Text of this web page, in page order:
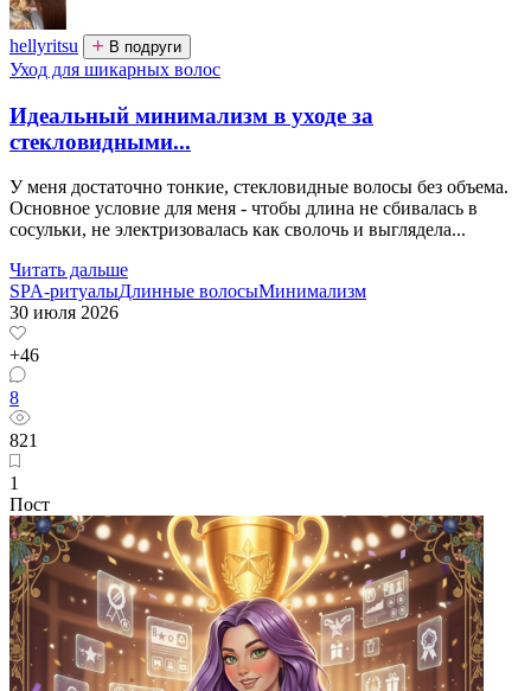
hellyritsu В подруги
Уход для шикарных волос
Идеальный минимализм в уходе за
стекловидными...
У меня достаточно тонкие, стекловидные волосы без объема.
Основное условие для меня - чтобы длина не сбивалась в
сосульки, не электризовалась как сволочь и выглядела...
Читать дальше
SPA-ритуалыДлинные волосыМинимализм
30 июля 2026
+46
8
821
1
Пост